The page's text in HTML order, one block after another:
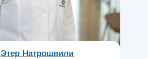
Этер Натрошвили